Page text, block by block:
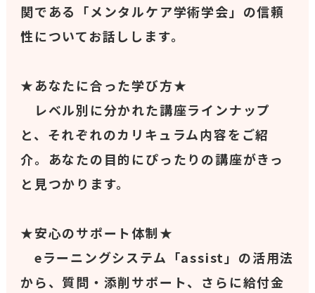
関である「メンタルケア学術学会」の信頼
性についてお話しします。
★あなたに合った学び方★
レベル別に分かれた講座ラインナップ
と、それぞれのカリキュラム内容をご紹
介。あなたの目的にぴったりの講座がきっ
と見つかります。
★安心のサポート体制★
eラーニングシステム「assist」の活用法
から、質問・添削サポート、さらに給付金